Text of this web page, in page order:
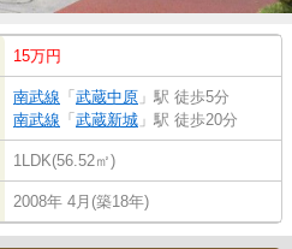
15万円
南武線 「 武蔵中原 」駅 徒歩5分
南武線 「 武蔵新城 」駅 徒歩20分
1LDK(56.52㎡)
2008年 4月(築18年)